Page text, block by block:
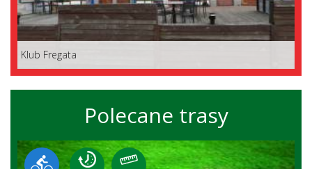
Klub Fregata
Polecane trasy